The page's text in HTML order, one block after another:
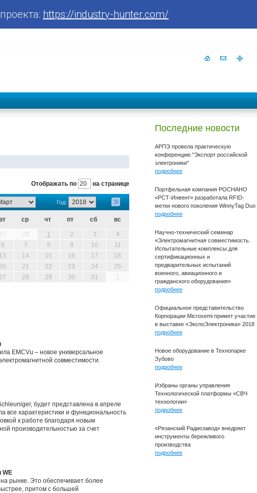
https://industry-hunter.com/
Отображать по на странице
Год:
ср чт пт сб вс
27 28 1 2 3
4
6 7 8 9 10
11
13 14 15 16 17
18
20 21 22 23 24
25
27 28 29 30 31 1
EMCVu – новое универсальное
совместимости.
будет представлена в апреле
все характеристики и функциональность
к работе благодаря новым
производительностью за счет
WE
рынке. Это обеспечивает более
притом с большей
Последние новости
АРПЭ провела практическую
конференцию "Экспорт российской
электроники"
подробнее
Портфельная компания РОСНАНО
«РСТ-Инвент» разработала RFID-
метки нового поколения WinnyTag Duo
подробнее
Научно-технический семинар
«Электромагнитная совместимость.
Испытательные комплексы для
сертификационных и
предварительных испытаний
военного, авиационного и
гражданского оборудования»
подробнее
Официальное представительство
Корпорации Microsemi примет участие
в выставке «ЭкспоЭлектроника» 2018
подробнее
Новое оборудование в Технопарке
Зубово
подробнее
Избраны органы управления
Технологической платформы «СВЧ
технологии»
подробнее
«Рязанский Радиозавод» внедряет
инструменты бережливого
производства
подробнее